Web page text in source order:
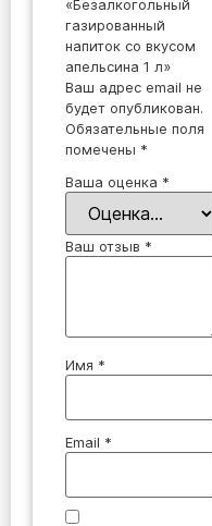
«Безалкогольный
газированный
напиток со вкусом
апельсина 1 л»
Ваш адрес email не
будет опубликован.
Обязательные поля
помечены *
Ваша оценка *
Ваш отзыв *
Имя *
Email *